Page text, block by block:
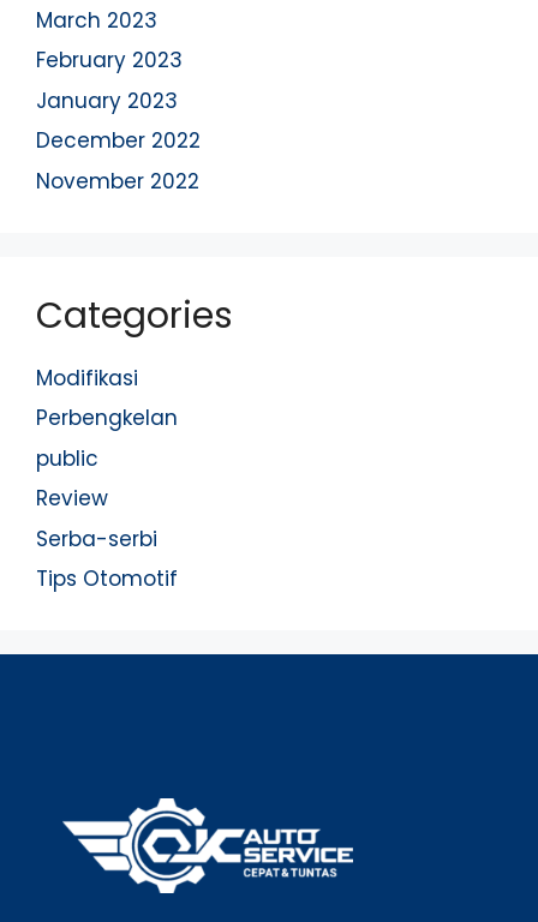
March 2023
February 2023
January 2023
December 2022
November 2022
Categories
Modifikasi
Perbengkelan
public
Review
Serba-serbi
Tips Otomotif